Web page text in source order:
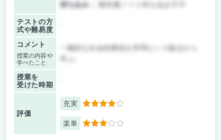
持ち込み：
教科書ノート持ち込み不可
テストの方
式や難易度
コメント
授業の内容や
学べたこと
一般的な社会的構造を学問という観点から
授業を
受けた時期
評価
充実 4
楽単 3